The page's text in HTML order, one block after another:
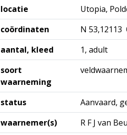
locatie
Utopia,
coördinaten
N 53,12113
aantal, kleed
1, adult
soort
waarneming
status
Aanvaard,
waarnemer(s)
R F J van